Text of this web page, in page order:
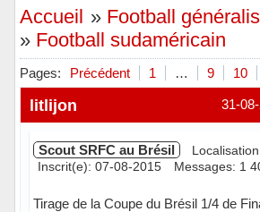
Accueil » Football
» Football sudaméricain
Pages: Précédent 1 … 9 10
31-
litlijon
Scout SRFC au Brésil
Inscrit(e): 07-08-2015
Messages: 1
Tirage de la Coupe du Brésil 1/4 de